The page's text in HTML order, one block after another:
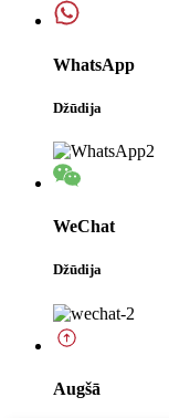
WhatsApp
Džūdija
WeChat
Džūdija
Augšā